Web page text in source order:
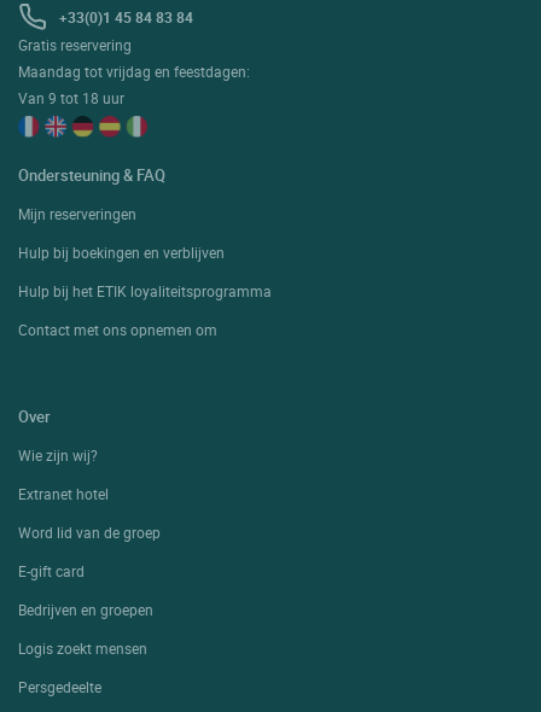
+33(0)1 45 84 83 84
Gratis reservering
Maandag tot vrijdag en feestdagen:
Van 9 tot 18 uur
Ondersteuning & FAQ
Mijn reserveringen
Hulp bij boekingen en verblijven
Hulp bij het ETIK loyaliteitsprogramma
Contact met ons opnemen om
Over
Wie zijn wij?
Extranet hotel
Word lid van de groep
E-gift card
Bedrijven en groepen
Logis zoekt mensen
Persgedeelte